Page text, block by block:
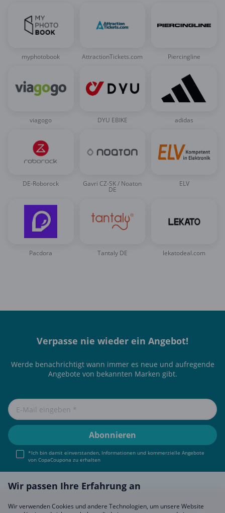
myphotobook AttractionTickets.com Piercingline
viagogo DYU EBIKE adidas
DE-Roborock Gavri CZ-SK / Noaton
DE
ELV
Pacdora Tantaly DE lekatodeal.com
Verpasse nie wieder ein Angebot!
Werde benachrichtigt wann immer es neue und aufregende
Angebote von bekannten Marken gibt.
*Ich bin damit einverstanden, Informationen und kommerzielle Angebote
von CopaCoupona zu erhalten
Wir passen Ihre Erfahrung an
Wir verwenden Cookies und andere Technologien, um unsere Website